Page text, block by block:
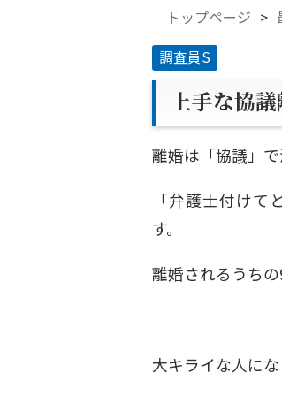
トップページ
調査員S
上手な協
離婚は「協議」で
「弁護士付け
す。
離婚されるうち
大キライな人にな